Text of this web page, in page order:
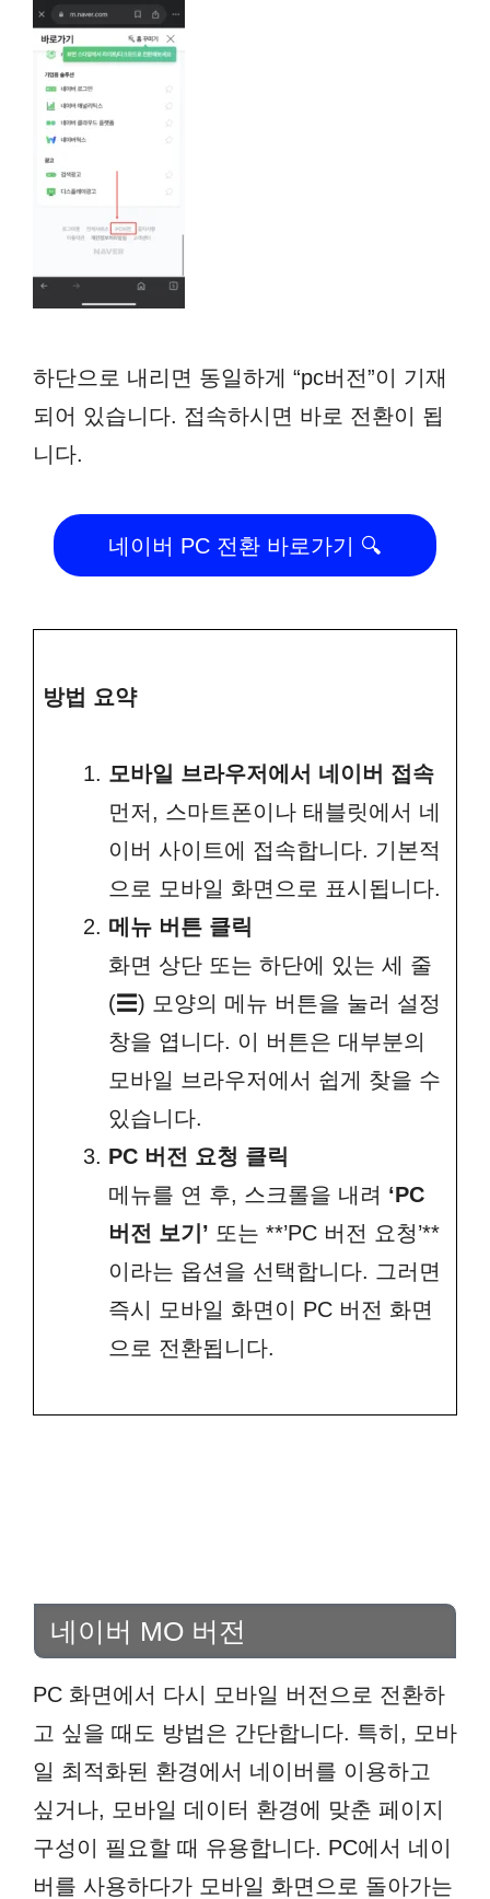
하단으로 내리면 동일하게 “pc버전”이 기재
되어 있습니다. 접속하시면 바로 전환이 됩
니다.
네이버 PC 전환 바로가기 🔍
방법 요약
모바일 브라우저에서 네이버 접속
먼저, 스마트폰이나 태블릿에서 네
이버 사이트에 접속합니다. 기본적
으로 모바일 화면으로 표시됩니다.
메뉴 버튼 클릭
화면 상단 또는 하단에 있는 세 줄
(☰) 모양의 메뉴 버튼을 눌러 설정
창을 엽니다. 이 버튼은 대부분의
모바일 브라우저에서 쉽게 찾을 수
있습니다.
PC 버전 요청 클릭
메뉴를 연 후, 스크롤을 내려 ‘PC
버전 보기’ 또는 **’PC 버전 요청’**
이라는 옵션을 선택합니다. 그러면
즉시 모바일 화면이 PC 버전 화면
으로 전환됩니다.
네이버 MO 버전
PC 화면에서 다시 모바일 버전으로 전환하
고 싶을 때도 방법은 간단합니다. 특히, 모바
일 최적화된 환경에서 네이버를 이용하고
싶거나, 모바일 데이터 환경에 맞춘 페이지
구성이 필요할 때 유용합니다. PC에서 네이
버를 사용하다가 모바일 화면으로 돌아가는